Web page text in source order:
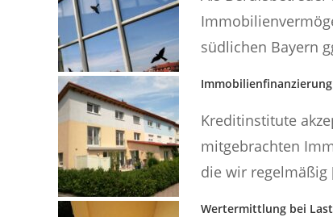
südlichen Bayern
Kreditinstitute
mitgebrachten
die wir regelmäßig
Wertermittlung bei